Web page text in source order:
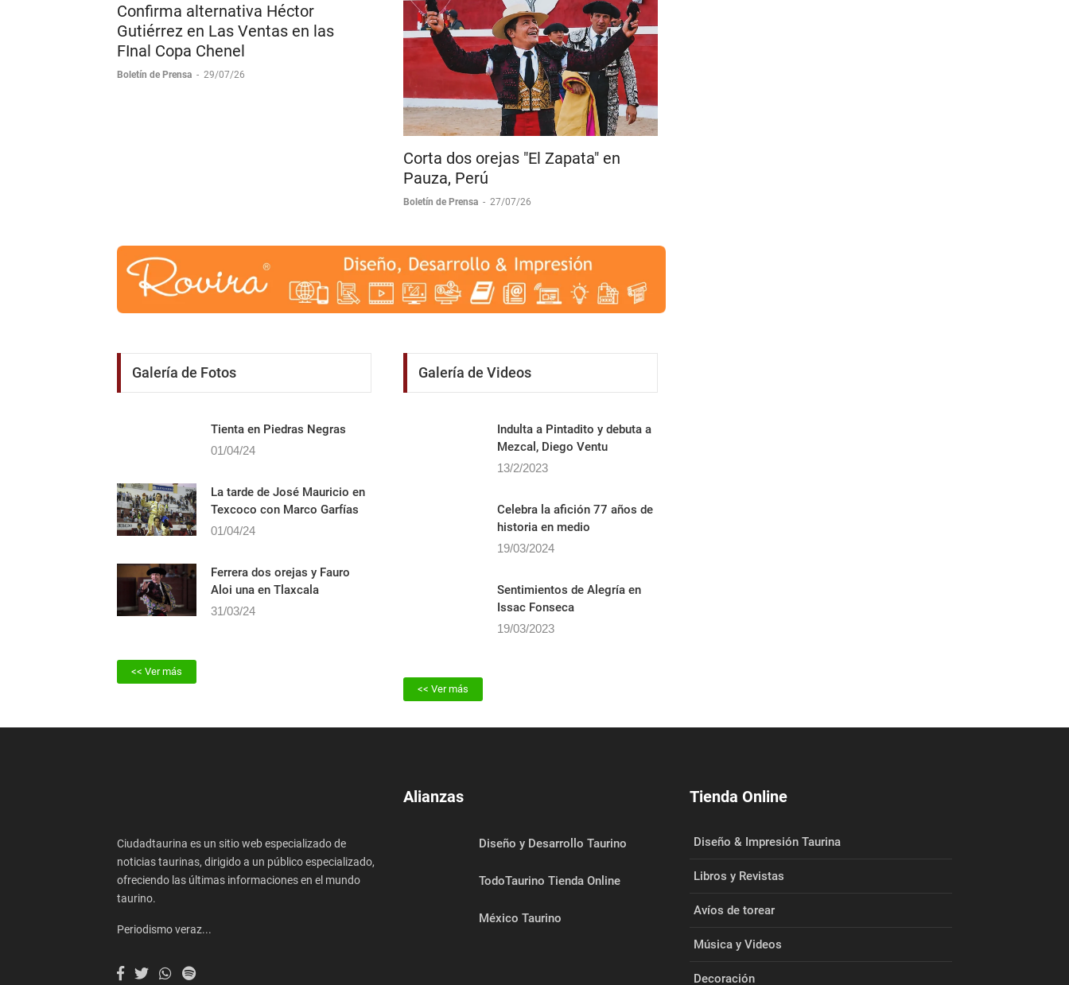
Confirma alternativa Héctor
Gutiérrez en Las Ventas en las
FInal Copa Chenel
Boletín de Prensa - 29/07/26
Corta dos orejas "El Zapata" en
Pauza, Perú
Boletín de Prensa - 27/07/26
Galería de Fotos
Tienta en Piedras Negras
01/04/24
La tarde de José Mauricio en
Texcoco con Marco Garfías
01/04/24
Ferrera dos orejas y Fauro
Aloi una en Tlaxcala
31/03/24
<< Ver más
Galería de Videos
Indulta a Pintadito y debuta a
Mezcal, Diego Ventu
13/2/2023
Celebra la afición 77 años de
historia en medio
19/03/2024
Sentimientos de Alegrí­a en
Issac Fonseca
19/03/2023
<< Ver más
Ciudadtaurina es un sitio web especializado de
noticias taurinas, dirigido a un público especializado,
ofreciendo las últimas informaciones en el mundo
taurino.
Periodismo veraz...
Alianzas
Diseño y Desarrollo Taurino
TodoTaurino Tienda Online
México Taurino
Tienda Online
Diseño & Impresión Taurina
Libros y Revistas
Avíos de torear
Música y Videos
Decoración